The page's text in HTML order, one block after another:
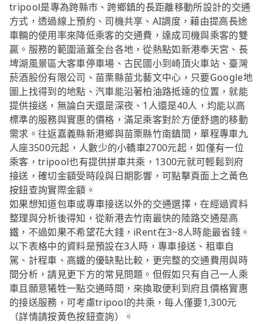
tripool是專為跨縣市、跨鄉鎮的長距離移動所設計的交通
方式，透過線上預約、司機共享、AI調度，藉由提高長途
車輛的使用率來降低乘客的交通費，達成司機與乘客的雙
贏。服務的範圍涵蓋全台各地，從熱點如新港奉天宮、長
埤湖風景區大客車停車場、古民國小到崎頂火車站、臺灣
菸酒股份有限公司、苗栗縣苗北藝文中心，只要Google地
圖上找得到的地點、汽車能沿著柏油路抵達的位置，就能
提供接送，無論白天還是深夜、1人還是40人，均能以高
標準的服務與實惠的價格，滿足乘客對於方便舒適的移動
需求。往返嘉義縣新港鄉與苗栗縣竹南鎮間，單程專車九
人座3500元起，人數少的小轎車2700元起，如僅有一位
乘客，tripool也有提供拼車共乘，1300元就可輕鬆到府
接送，確切金額受時段與日期影響，可點擊頁面上之黃色
按鈕查詢實際金額。
如果想知道包車或專車接送以外的交通選擇，在經過資料
整理與分析後得知，從新港去竹南最快的陸路交通是高
鐵，不過如果不希望花大錢，iRent在3~8人時能最省錢。
以下表格中的資料是預設在3人時，專車接送、租車自
駕、計程車、高鐵的優缺點比較，更完整的交通費用與時
間分析，請見更下方的常見問題。但假如只有自己一人乘
車且願意犧牲一點交通時間，來換取便利到府且價格實惠
的接送服務，可考慮tripool的共乘，每人僅要1,300元
（詳情請按黃色按鈕查詢）。